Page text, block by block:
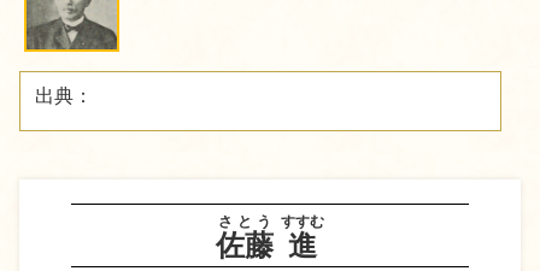
佐藤
さとう
進
すすむ
出典：